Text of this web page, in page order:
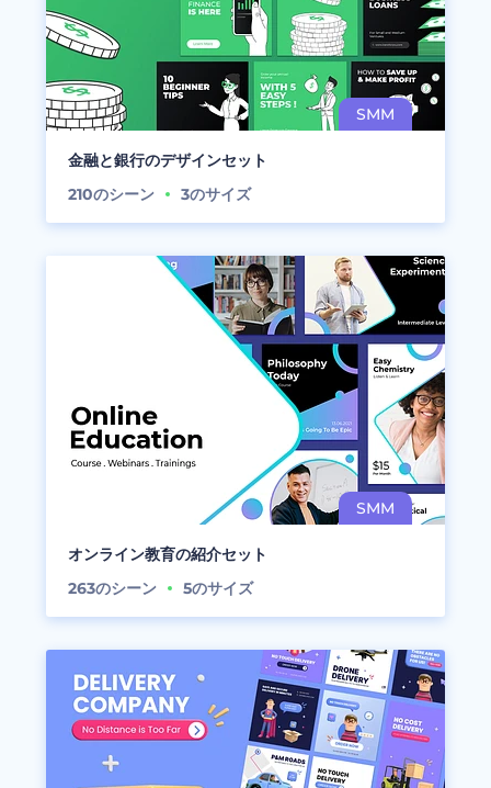
金融と銀行のデザインセット
210のシーン 3のサイズ
オンライン教育の紹介セット
263のシーン 5のサイズ